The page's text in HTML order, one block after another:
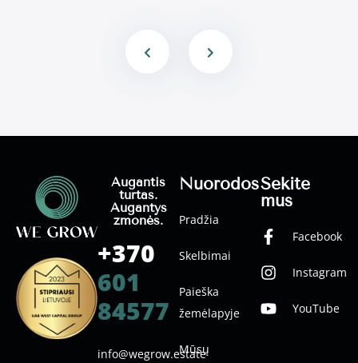
Nuorodos
Pradžia
Skelbimai
Paieška
žemėlapyje
Mūsų
Sekite
mus
Facebook
Instagram
YouTube
Augantis
turtas.
Augantys
žmonės.
+370
601
84577
info@wegrow.estate